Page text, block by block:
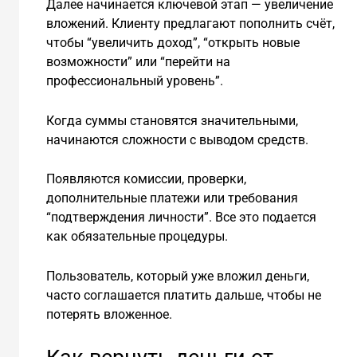
Далее начинается ключевой этап — увеличение
вложений. Клиенту предлагают пополнить счёт,
чтобы “увеличить доход”, “открыть новые
возможности” или “перейти на
профессиональный уровень”.
Когда суммы становятся значительными,
начинаются сложности с выводом средств.
Появляются комиссии, проверки,
дополнительные платежи или требования
“подтверждения личности”. Все это подается
как обязательные процедуры.
Пользователь, который уже вложил деньги,
часто соглашается платить дальше, чтобы не
потерять вложенное.